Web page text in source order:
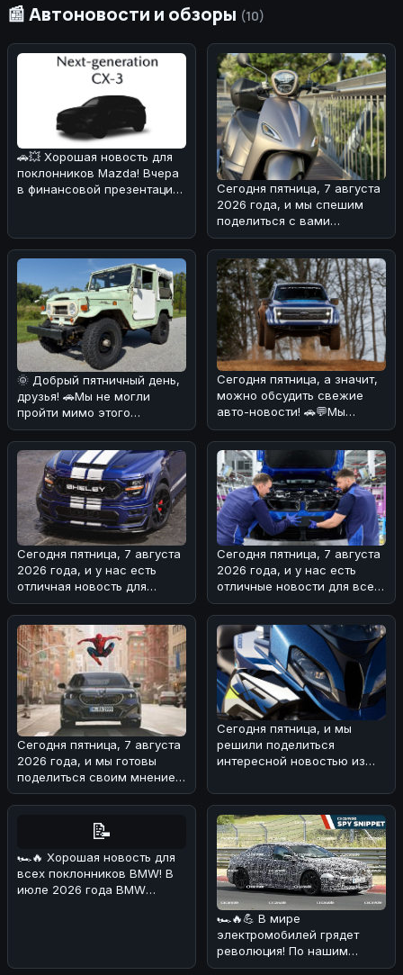
📰 Автоновости и обзоры (10)
🚗💥 Хорошая новость для
поклонников Mazda! Вчера
в финансовой презентации
Сегодня пятница, 7 августа
2026 года, и мы спешим
поделиться с вами
интересной новостью из
мира двух
🌞 Добрый пятничный день,
друзья! 🚗Мы не могли
пройти мимо этого
интересного экземпляра
Toyota Land
Сегодня пятница, а значит,
можно обсудить свежие
авто-новости! 🚗💬Мы
разобрались в ситуации с
Ford
Сегодня пятница, 7 августа
2026 года, и у нас есть
отличная новость для
любителей мощных
автомобилей
Сегодня пятница, 7 августа
2026 года, и у нас есть
отличные новости для всех
поклонников BMW! 🏎На з
Сегодня пятница, 7 августа
2026 года, и мы готовы
поделиться своим мнением
о свежей BMW-новости! 🏎
Н
Сегодня пятница, и мы
решили поделиться
интересной новостью из
туристическом
📝
🏎🔥 Хорошая новость для
всех поклонников BMW! В
июле 2026 года BMW
🏎🔥💪 В мире
электромобилей грядет
революция! По нашим
данным, BMW i3 M получит